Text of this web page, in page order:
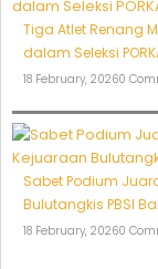
Tiga Atlet Renang
dalam Seleksi
18 February, 20260
Sabet Podium
Bulutangkis PBSI
18 February, 20260